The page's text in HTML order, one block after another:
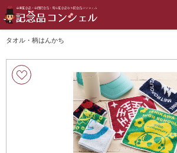
タオル・柄はんかち